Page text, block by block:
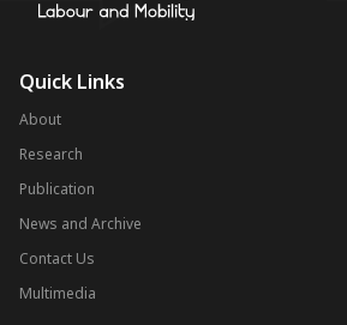
Quick Links
About
Research
Publication
News and Archive
Contact Us
Multimedia